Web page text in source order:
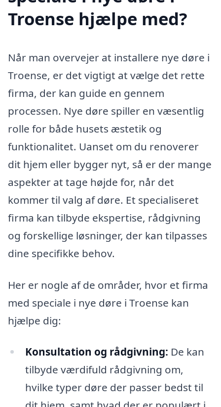
Troense hjælpe med?
Når man overvejer at installere nye døre i
Troense, er det vigtigt at vælge det rette
firma, der kan guide en gennem
processen. Nye døre spiller en væsentlig
rolle for både husets æstetik og
funktionalitet. Uanset om du renoverer
dit hjem eller bygger nyt, så er der mange
aspekter at tage højde for, når det
kommer til valg af døre. Et specialiseret
firma kan tilbyde ekspertise, rådgivning
og forskellige løsninger, der kan tilpasses
dine specifikke behov.
Her er nogle af de områder, hvor et firma
med speciale i nye døre i Troense kan
hjælpe dig:
Konsultation og rådgivning: De kan
tilbyde værdifuld rådgivning om,
hvilke typer døre der passer bedst til